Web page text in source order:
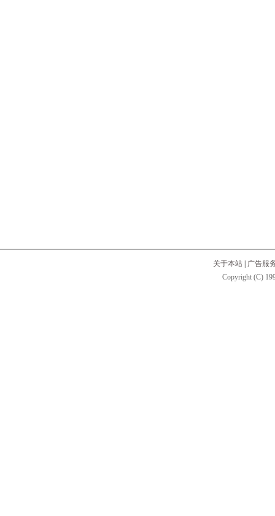
关于本站
广告服
Copyright (C)